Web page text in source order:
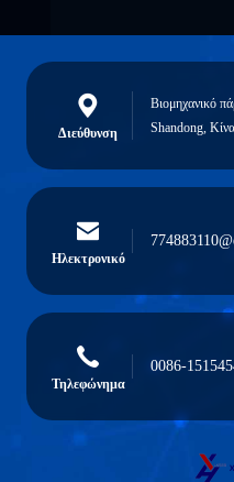
Διεύθυνση
Βιομηχανικό
Shandong, Κίνα
Ηλεκτρονικό
Τηλεφώνημα
0086-